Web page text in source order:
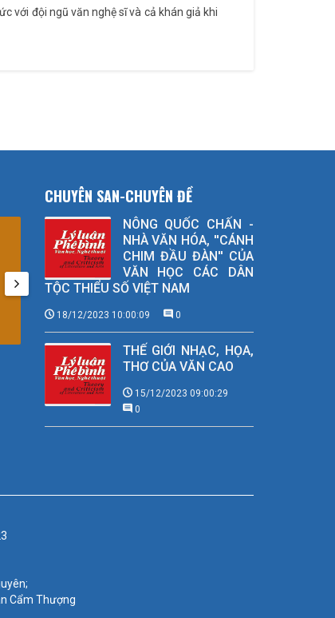
với đội ngũ văn nghệ sĩ và cả khán giả khi
CHUYÊN SAN-CHUYÊN ĐỀ
NÔNG QUỐC CHẤN -
NHÀ VĂN HÓA, ''CÁNH
CHIM ĐẦU ĐÀN'' CỦA
VĂN HỌC CÁC DÂN
TỘC THIỂU SỐ VIỆT NAM
18/12/2023 10:00:09 0
THẾ GIỚI NHẠC, HỌA,
THƠ CỦA VĂN CAO
15/12/2023 09:00:29
0
Cẩm Thượng